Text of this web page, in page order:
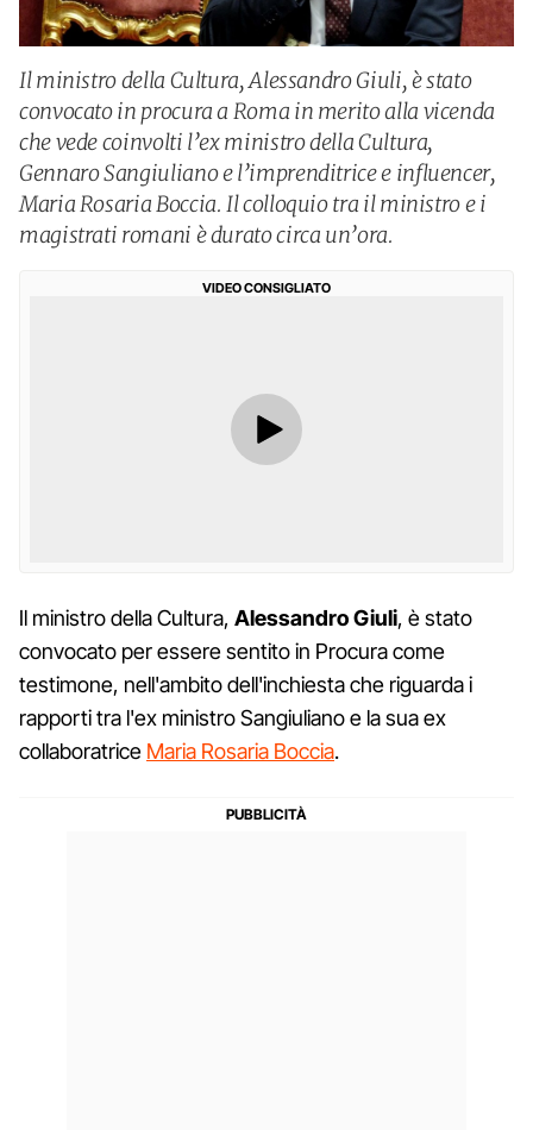
Il ministro della Cultura, Alessandro Giuli, è stato
convocato in procura a Roma in merito alla vicenda
che vede coinvolti l’ex ministro della Cultura,
Gennaro Sangiuliano e l’imprenditrice e influencer,
Maria Rosaria Boccia. Il colloquio tra il ministro e i
magistrati romani è durato circa un’ora.
VIDEO CONSIGLIATO
Il ministro della Cultura, Alessandro Giuli, è stato
convocato per essere sentito in Procura come
testimone, nell'ambito dell'inchiesta che riguarda i
rapporti tra l'ex ministro Sangiuliano e la sua ex
collaboratrice Maria Rosaria Boccia.